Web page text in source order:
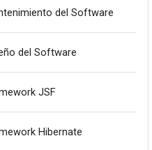
del Software
del Software
JSFURLa
Hibernate